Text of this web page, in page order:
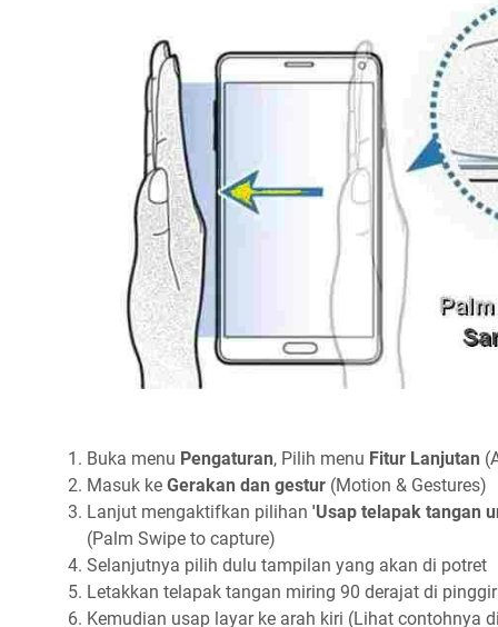
Buka menu Pengaturan, Pilih menu Fitur Lanjutan
Masuk ke Gerakan dan gestur (Motion & Gestures)
Lanjut mengaktifkan pilihan 'Usap telapak tangan
(Palm Swipe to capture)
Selanjutnya pilih dulu tampilan yang akan di potret
Letakkan telapak tangan miring 90 derajat di
Kemudian usap layar ke arah kiri (Lihat contohnya